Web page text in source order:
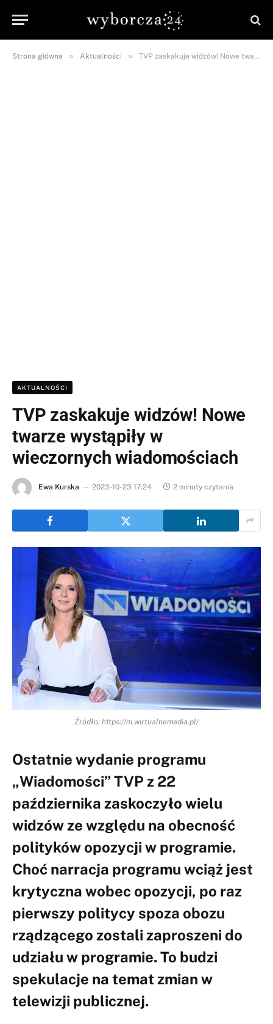
Strona główna » Aktualności » TVP zaskakuje widzów! Nowe twarze wystąpiły w wieczornych wiadomościach
AKTUALNOŚCI
TVP zaskakuje widzów! Nowe
twarze wystąpiły w
wieczornych wiadomościach
Ewa Kurska 2023-10-23 17:24 2 minuty czytania
Źródło: https://m.wirtualnemedia.pl/
Ostatnie wydanie programu
„Wiadomości” TVP z 22
października zaskoczyło wielu
widzów ze względu na obecność
polityków opozycji w programie.
Choć narracja programu wciąż jest
krytyczna wobec opozycji, po raz
pierwszy politycy spoza obozu
rządzącego zostali zaproszeni do
udziału w programie. To budzi
spekulacje na temat zmian w
telewizji publicznej.